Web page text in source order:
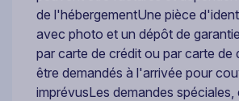
de l'hébergementUne pièce
avec photo et un dépôt de
par carte de crédit ou par carte de
être demandés à l'arrivée pour
imprévusLes demandes